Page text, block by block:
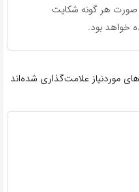
صورت هر گونه شکایت
خواهد بود.
موردنیاز علامت‌گذاری شده‌اند